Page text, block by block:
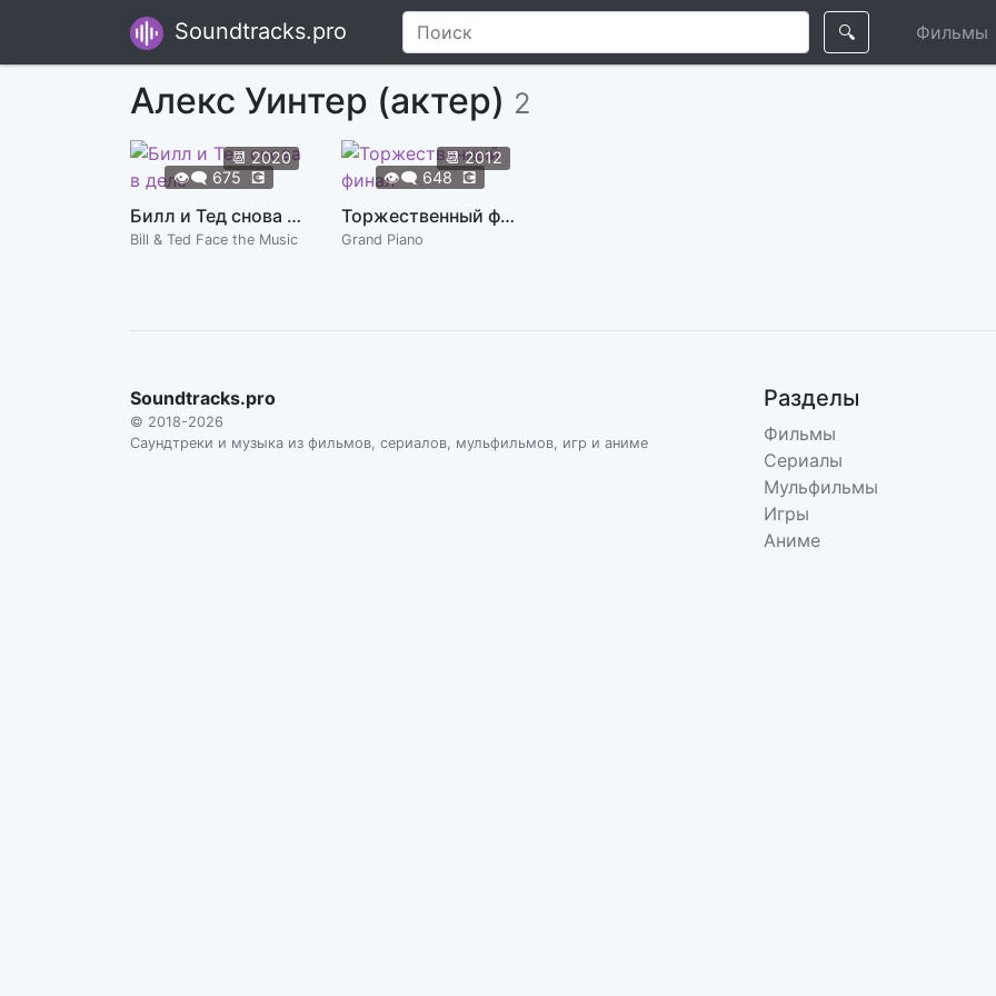
Soundtracks.pro 🔍 Фильмы
Алекс Уинтер (актер) 2
📆 2020
👁️‍🗨️ 675 💽
Билл и Тед снова в деле
Bill & Ted Face the Music
📆2012
👁️‍🗨️ 648 💽
Торжественный финал
Grand Piano
Soundtracks.pro
© 2018-2026
Саундтреки и музыка из фильмов, сериалов, мульфильмов, игр и аниме
Разделы
Фильмы
Сериалы
Мульфильмы
Игры
Аниме